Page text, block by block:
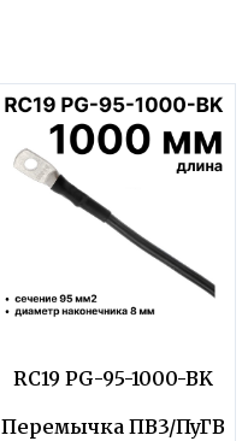
RC19 PG-95-1000-BK
Перемычка ПВ3/ПуГВ